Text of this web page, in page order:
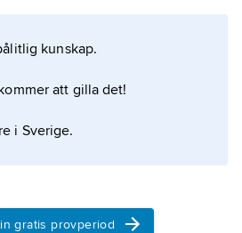
om artikeln
kunskap.
att gilla det!
i Sverige.
gratis provperiod